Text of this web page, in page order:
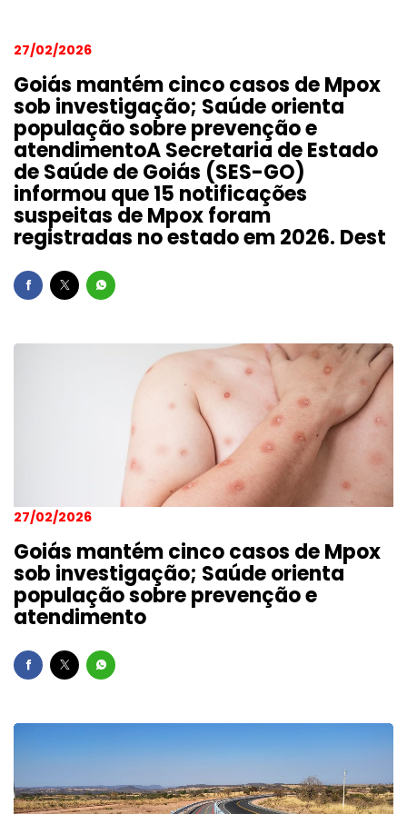
27/02/2026
Goiás mantém cinco casos de Mpox
sob investigação; Saúde orienta
população sobre prevenção e
atendimentoA Secretaria de Estado
de Saúde de Goiás (SES-GO)
informou que 15 notificações
suspeitas de Mpox foram
registradas no estado em 2026. Dest
27/02/2026
Goiás mantém cinco casos de Mpox
sob investigação; Saúde orienta
população sobre prevenção e
atendimento